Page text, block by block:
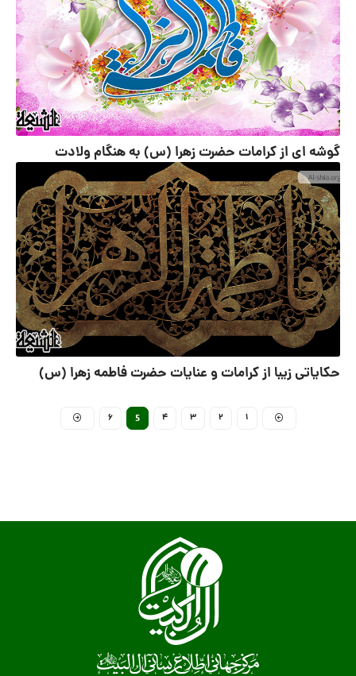
گوشه ای از کرامات حضرت زهرا (س) به هنگام ولادت
حکایاتی زیبا از کرامات و عنایات حضرت فاطمه زهرا (س)
1
2
3
4
5
6